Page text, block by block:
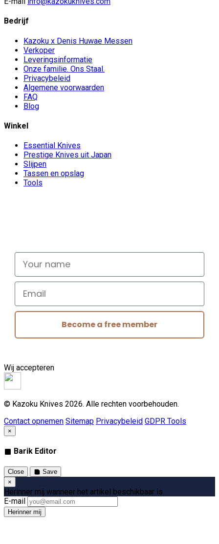
Bedrijf
Kazoku x Denis Huwae Messen
Verkoper
Leveringsinformatie
Onze familie. Ons Staal.
Privacybeleid
Algemene voorwaarden
FAQ
Blog
Winkel
Essential Knives
Prestige Knives uit Japan
Slijpen
Tassen en opslag
Tools
Your name
Email
Become a free member
Wij accepteren
© Kazoku Knives 2026. Alle rechten voorbehouden.
Contact opnemen Sitemap Privacybeleid GDPR Tools
×
Barik Editor
Close
Save
×
Herinner mij wanneer het artikel beschikbaar is
E-mail
Herinner mij